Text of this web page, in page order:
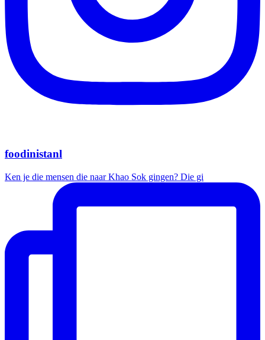
foodinistanl
Ken je die mensen die naar Khao Sok gingen? Die gi